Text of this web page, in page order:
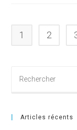
1 2
sur
Articles récents